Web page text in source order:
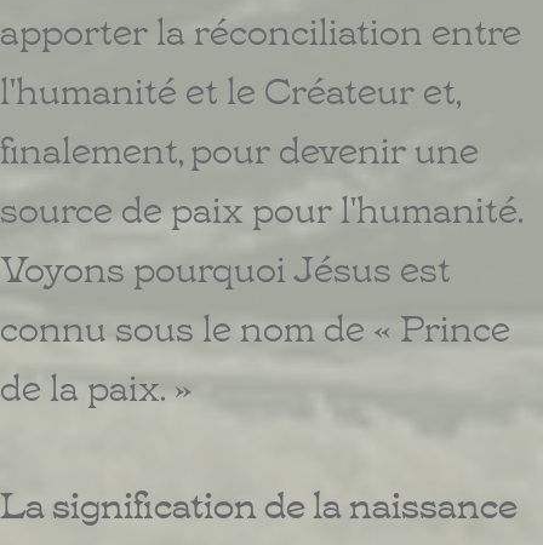
apporter la réconciliation entre
l'humanité et le Créateur et,
finalement, pour devenir une
source de paix pour l'humanité.
Voyons pourquoi Jésus est
connu sous le nom de « Prince
de la paix. »
La signification de la naissance